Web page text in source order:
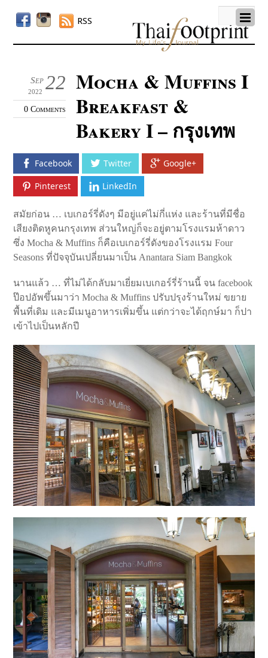
RSS
22
Sep
2022
0 Comments
Mocha & Muffins I
Breakfast &
Bakery I – กรุงเทพ
Facebook Twitter Google+
Pinterest LinkedIn
สมัยก่อน … เบเกอร์รี่ดังๆ มีอยู่แค่ไม่กี่แห่ง และร้านที่มีชื่อ
เสียงติดหูคนกรุงเทพ ส่วนใหญ่ก็จะอยู่ตามโรงแรมห้าดาว
ซึ่ง Mocha & Muffins ก็คือเบเกอร์รี่ดังของโรงแรม Four
Seasons ที่ปัจจุบันเปลี่ยนมาเป็น Anantara Siam Bangkok
นานแล้ว … ที่ไม่ได้กลับมาเยี่ยมเบเกอร์รี่ร้านนี้ จน facebook
ป๊อปอัพขึ้นมาว่า Mocha & Muffins ปรับปรุงร้านใหม่ ขยาย
พื้นที่เดิม และมีเมนูอาหารเพิ่มขึ้น แต่กว่าจะได้ฤกษ์มา ก็ปา
เข้าไปเป็นหลักปี